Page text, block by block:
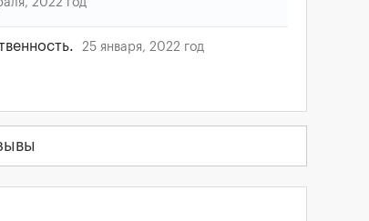
2022 год
25 января, 2022 год